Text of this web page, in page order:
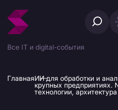
Все IT и digital-события
ГлавнаяИИ для обработки и
крупных предприятиях.
технологии,